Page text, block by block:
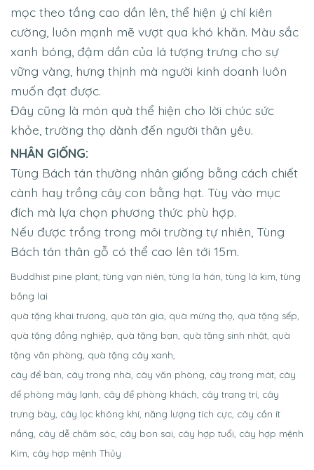
mọc theo tầng cao dần lên, thể hiện ý chí kiên
cường, luôn mạnh mẽ vượt qua khó khăn. Màu sắc
xanh bóng, đậm dần của lá tượng trưng cho sự
vững vàng, hưng thịnh mà người kinh doanh luôn
muốn đạt được.
Đây cũng là món quà thể hiện cho lời chúc sức
khỏe, trường thọ dành đến người thân yêu.
NHÂN GIỐNG:
Tùng Bách tán thường nhân giống bằng cách chiết
cành hay trồng cây con bằng hạt. Tùy vào mục
đích mà lựa chọn phương thức phù hợp.
Nếu được trồng trong môi trường tự nhiên, Tùng
Bách tán thân gỗ có thể cao lên tới 15m.
Buddhist pine plant, tùng vạn niên, tùng la hán, tùng lá kim, tùng
bồng lai
quà tặng khai trương, quà tân gia, quà mừng thọ, quà tặng sếp,
quà tặng đồng nghiệp, quà tặng bạn, quà tặng sinh nhật, quà
tặng văn phòng, quà tặng cây xanh,
cây để bàn, cây trong nhà, cây văn phòng, cây trong mát, cây
để phòng máy lạnh, cây để phòng khách, cây trang trí, cây
trưng bày, cây lọc không khí, năng lượng tích cực, cây cần ít
nắng, cây dễ chăm sóc, cây bon sai, cây hợp tuổi, cây hợp mệnh
Kim, cây hợp mệnh Thủy